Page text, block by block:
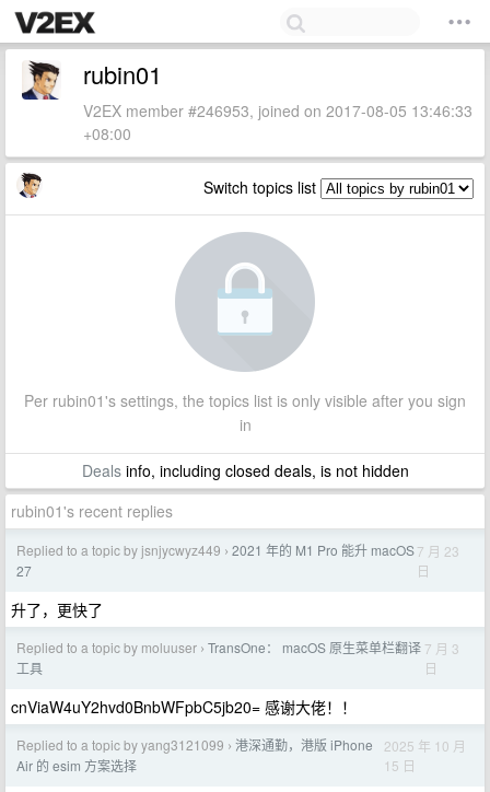
rubin01
V2EX member #246953, joined on 2017-08-05 13:46:33
+08:00
Switch topics list
Per rubin01's settings, the topics list is only visible after you sign
in
Dealsinfo, including closed deals, is not hidden
rubin01's recent replies
Replied to a topic by jsnjycwyz449 › 2021 年的 M1 Pro 能升 macOS
27
7 月 23
日
升了，更快了
Replied to a topic by moluuser › TransOne： macOS 原生菜单栏翻译
工具
7 月 3
日
cnViaW4uY2hvd0BnbWFpbC5jb20= 感谢大佬！！
Replied to a topic by yang3121099 › 港深通勤，港版 iPhone
Air 的 esim 方案选择
2025 年 10 月
15 日